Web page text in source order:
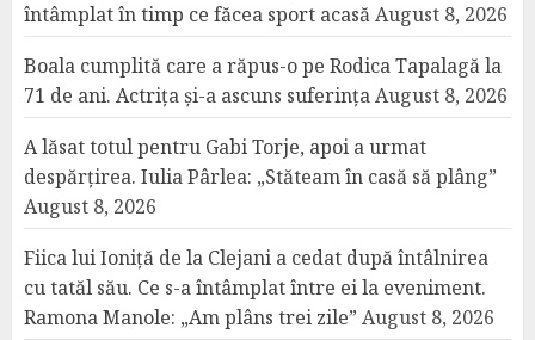
întâmplat în timp ce făcea sport acasăAugust 8, 2026
Boala cumplită care a răpus-o pe Rodica Tapalagă la
71 de ani. Actrița și-a ascuns suferințaAugust 8, 2026
A lăsat totul pentru Gabi Torje, apoi a urmat
despărțirea. Iulia Pârlea: „Stăteam în casă să plâng”
August 8, 2026
Fiica lui Ioniță de la Clejani a cedat după întâlnirea
cu tatăl său. Ce s-a întâmplat între ei la eveniment.
Ramona Manole: „Am plâns trei zile” August 8, 2026